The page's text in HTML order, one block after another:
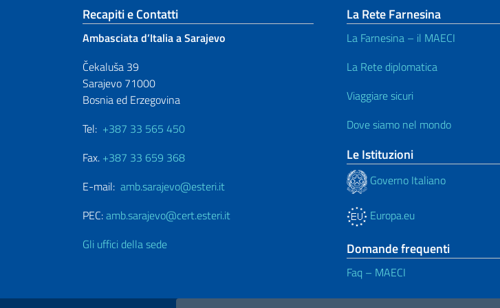
Sezione footer
Recapiti e Contatti
Ambasciata d’Italia a Sarajevo
Čekaluša 39
Sarajevo 71000
Bosnia ed Erzegovina
Tel: +387 33 565 450
Fax. +387 33 659 368
E-mail: amb.sarajevo@esteri.it
PEC:amb.sarajevo@cert.esteri.it
Gli uffici della sede
La Rete Farnesina
La Farnesina – il MAECI
La Rete diplomatica
Viaggiare sicuri
Dove siamo nel mondo
Le Istituzioni
Governo Italiano
Europa.eu
Domande frequenti
Faq – MAECI